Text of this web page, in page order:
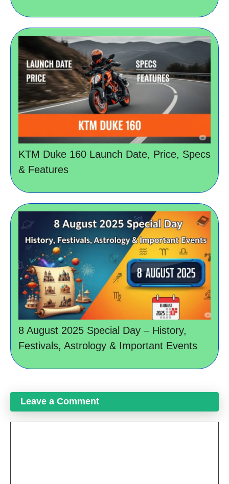
KTM Duke 160 Launch Date, Price, Specs
& Features
8 August 2025 Special Day – History,
Festivals, Astrology & Important Events
Leave a Comment